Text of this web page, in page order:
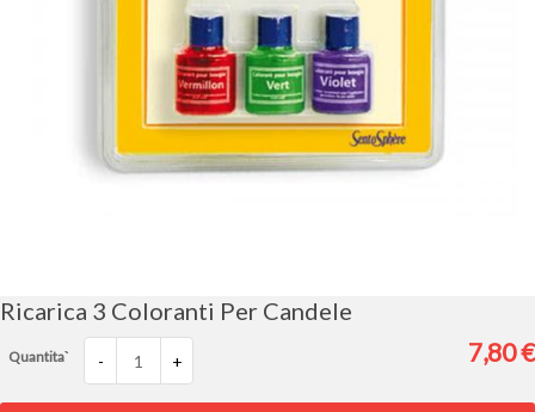
galleria
di
immagini
Ricarica 3 Coloranti Per Candele
Quantita` - + 7,80 €